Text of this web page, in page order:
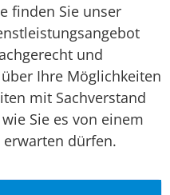
finden Sie unser
und
Ihre Möglichkeiten
mit Sachverstand
Sie es von einem
dürfen.